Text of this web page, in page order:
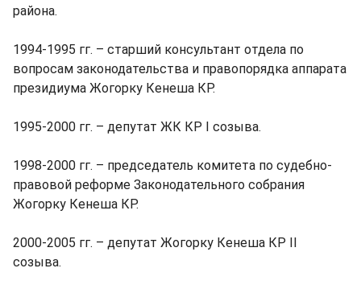
района.
1994-1995 гг. – старший консультант отдела по
вопросам законодательства и правопорядка аппарата
президиума Жогорку Кенеша КР.
1995-2000 гг. – депутат ЖК КР I созыва.
1998-2000 гг. – председатель комитета по судебно-
правовой реформе Законодательного собрания
Жогорку Кенеша КР.
2000-2005 гг. – депутат Жогорку Кенеша КР II
созыва.